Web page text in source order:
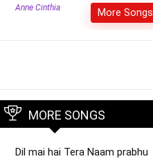
Anne Cinthia More Songs
MORE SONGS
Dil mai hai Tera Naam prabhu